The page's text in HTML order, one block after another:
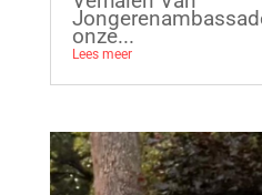
onze...
Lees meer